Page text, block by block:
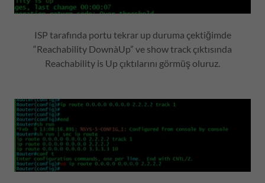
ISP tarafında portu tekrar up duruma çektiğimde
“Reachability DownàUp” ve show track çıktısında
Reachability is Up çıktılarını görmüş oluruz.